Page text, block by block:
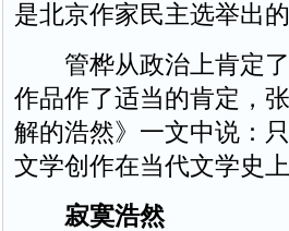
是北京作家民主选举出
管桦从政治上肯定了
作品作了适当的肯定，
解的浩然》一文中说：
文学创作在当代文学史
寂寞浩然